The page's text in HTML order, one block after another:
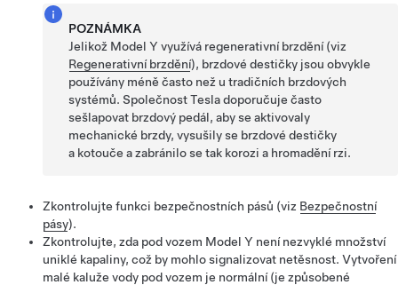
POZNÁMKA
Jelikož Model Y využívá regenerativní brzdění (viz
Regenerativní brzdění), brzdové destičky jsou obvykle
používány méně často než u tradičních brzdových
systémů. Společnost Tesla doporučuje často
sešlapovat brzdový pedál, aby se aktivovaly
mechanické brzdy, vysušily se brzdové destičky
a kotouče a zabránilo se tak korozi a hromadění rzi.
Zkontrolujte funkci bezpečnostních pásů (viz Bezpečnostní
pásy).
Zkontrolujte, zda pod vozem Model Y není nezvyklé množství
uniklé kapaliny, což by mohlo signalizovat netěsnost. Vytvoření
malé kaluže vody pod vozem je normální (je způsobené